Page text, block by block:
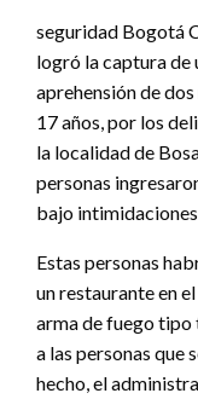
seguridad Bogotá
logró la captura de
aprehensión de
17 años, por los
la localidad de
personas
bajo
Estas personas
un restaurante en
arma de fuego tipo
a las personas que
hecho, el